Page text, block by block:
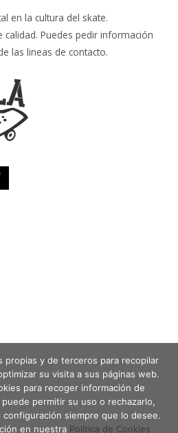
en la cultura del skate.
Puedes pedir información
las lineas de contacto.
propias y de terceros para recopilar
su visita a sus páginas web.
para recoger información de
permitir su uso o rechazarlo,
siempre que lo desee.
en nuestra Política de Cookies